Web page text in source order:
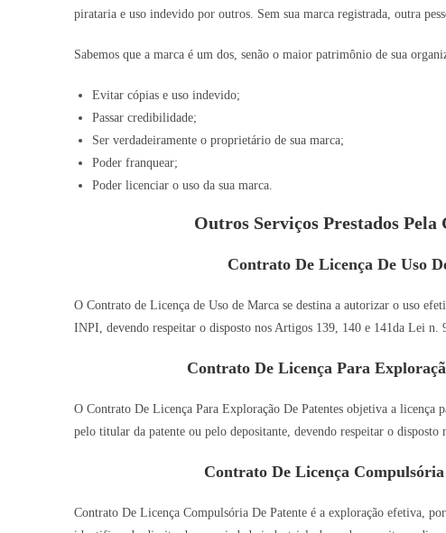
pirataria e uso indevido por outros. Sem sua marca registrada, outra
Sabemos que a marca é um dos, senão o maior patrimônio de sua
Evitar cópias e uso indevido;
Passar credibilidade;
Ser verdadeiramente o proprietário de sua marca;
Poder franquear;
Poder licenciar o uso da sua marca.
Outros Serviços Prestados
Contrato De Licença De Uso
O Contrato de Licença de Uso de Marca se destina a autorizar o uso
INPI, devendo respeitar o disposto nos Artigos 139, 140 e 141da Lei n.
Contrato De Licença Para
O Contrato De Licença Para Exploração De Patentes objetiva a licença
pelo titular da patente ou pelo depositante, devendo respeitar o
Contrato De Licença
Contrato De Licença Compulsória De Patente é a exploração efetiva,